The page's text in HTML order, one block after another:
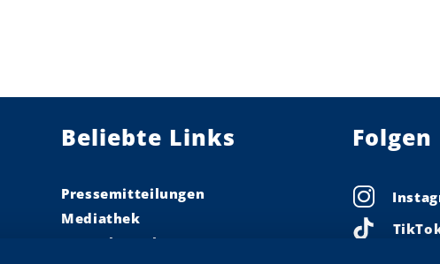
Beliebte Links
Pressemitteilungen
Mediathek
Pressekontakt
Folgen